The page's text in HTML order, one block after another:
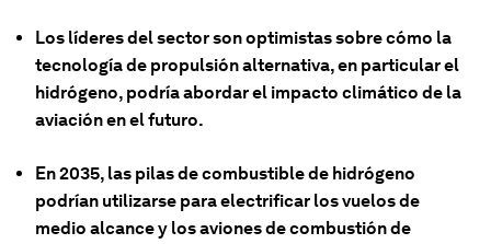
Los líderes del sector son optimistas sobre cómo la
tecnología de propulsión alternativa, en particular el
hidrógeno, podría abordar el impacto climático de la
aviación en el futuro.
En 2035, las pilas de combustible de hidrógeno
podrían utilizarse para electrificar los vuelos de
medio alcance y los aviones de combustión de